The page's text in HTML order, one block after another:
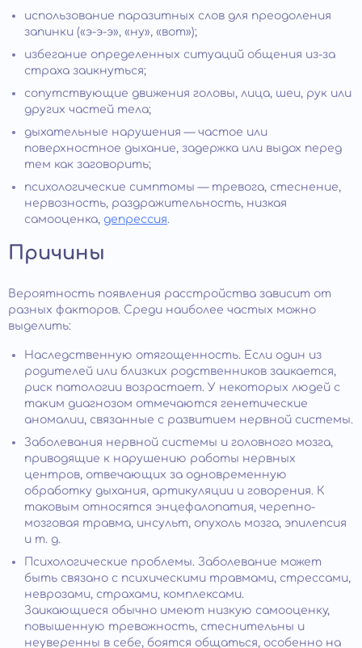
использование паразитных слов для преодоления
запинки («э-э-э», «ну», «вот»);
избегание определенных ситуаций общения из-за
страха заикнуться;
сопутствующие движения головы, лица, шеи, рук или
других частей тела;
дыхательные нарушения — частое или
поверхностное дыхание, задержка или выдох перед
тем как заговорить;
психологические симптомы — тревога, стеснение,
нервозность, раздражительность, низкая
самооценка, депрессия.
Причины
Вероятность появления расстройства зависит от
разных факторов. Среди наиболее частых можно
выделить:
Наследственную отягощенность. Если один из
родителей или близких родственников заикается,
риск патологии возрастает. У некоторых людей с
таким диагнозом отмечаются генетические
аномалии, связанные с развитием нервной системы.
Заболевания нервной системы и головного мозга,
приводящие к нарушению работы нервных
центров, отвечающих за одновременную
обработку дыхания, артикуляции и говорения. К
таковым относятся энцефалопатия, черепно-
мозговая травма, инсульт, опухоль мозга, эпилепсия
и т. д.
Психологические проблемы. Заболевание может
быть связано с психическими травмами, стрессами,
неврозами, страхами, комплексами.
Заикающиеся обычно имеют низкую самооценку,
повышенную тревожность, стеснительны и
неуверенны в себе, боятся общаться, особенно на